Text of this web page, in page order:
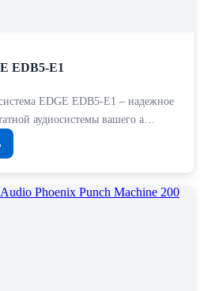
EDB5-E1
EDGE EDB5-E1 – надежное
аудиосистемы вашего а…